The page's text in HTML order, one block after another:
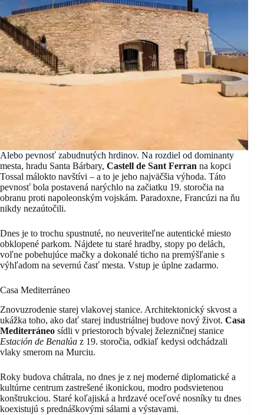
Alebo pevnosť zabudnutých hrdinov. Na rozdiel od dominanty
mesta, hradu Santa Bárbary, Castell de Sant Ferran na kopci
Tossal málokto navštívi – a to je jeho najväčšia výhoda. Táto
pevnosť bola postavená narýchlo na začiatku 19. storočia na
obranu proti napoleonským vojskám. Paradoxne, Francúzi na ňu
nikdy nezaútočili.
Dnes je to trochu spustnuté, no neuveriteľne autentické miesto
obklopené parkom. Nájdete tu staré hradby, stopy po delách,
voľne pobehujúce mačky a dokonalé ticho na premýšľanie s
výhľadom na severnú časť mesta. Vstup je úplne zadarmo.
Casa Mediterráneo
Znovuzrodenie starej vlakovej stanice. Architektonický skvost a
ukážka toho, ako dať starej industriálnej budove nový život. Casa
Mediterráneo sídli v priestoroch bývalej železničnej stanice
Estación de Benalúa z 19. storočia, odkiaľ kedysi odchádzali
vlaky smerom na Murciu.
Roky budova chátrala, no dnes je z nej moderné diplomatické a
kultúrne centrum zastrešené ikonickou, modro podsvietenou
konštrukciou. Staré koľajiská a hrdzavé oceľové nosníky tu dnes
koexistujú s prednáškovými sálami a výstavami.